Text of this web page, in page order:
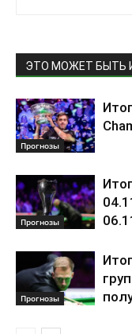
ЭТО МОЖЕТ БЫТЬ
Прогнозы
Прогнозы
Прогнозы